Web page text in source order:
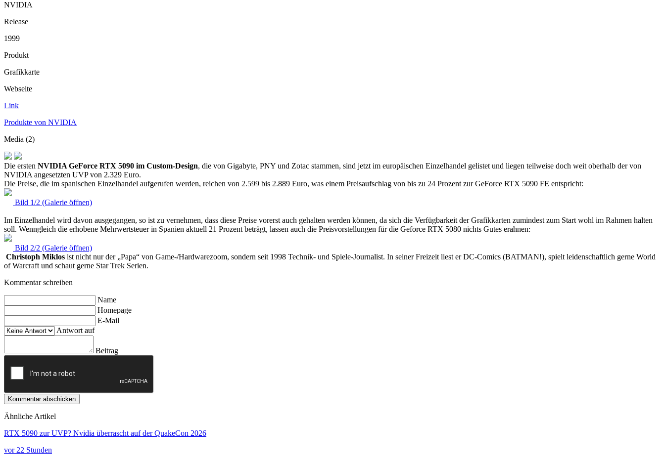
NVIDIA
Release
1999
Produkt
Grafikkarte
Webseite
Link
Produkte von NVIDIA
Media (2)
Die ersten NVIDIA GeForce RTX 5090 im Custom-Design, die von Gigabyte, PNY und Zotac stammen, sind jetzt im europäischen Einzelhandel gelistet und liegen teilweise doch weit oberhalb der von
NVIDIA angesetzten UVP von 2.329 Euro.
Die Preise, die im spanischen Einzelhandel aufgerufen werden, reichen von 2.599 bis 2.889 Euro, was einem Preisaufschlag von bis zu 24 Prozent zur GeForce RTX 5090 FE entspricht:
Bild 1/2 (Galerie öffnen)
Im Einzelhandel wird davon ausgegangen, so ist zu vernehmen, dass diese Preise vorerst auch gehalten werden können, da sich die Verfügbarkeit der Grafikkarten zumindest zum Start wohl im Rahmen halten
soll. Wenngleich die erhobene Mehrwertsteuer in Spanien aktuell 21 Prozent beträgt, lassen auch die Preisvorstellungen für die Geforce RTX 5080 nichts Gutes erahnen:
Bild 2/2 (Galerie öffnen)
Christoph Miklos ist nicht nur der „Papa“ von Game-/Hardwarezoom, sondern seit 1998 Technik- und Spiele-Journalist. In seiner Freizeit liest er DC-Comics (BATMAN!), spielt leidenschaftlich gerne World
of Warcraft und schaut gerne Star Trek Serien.
Kommentar schreiben
Name
Homepage
E-Mail
Antwort auf
Beitrag
Kommentar abschicken
Ähnliche Artikel
RTX 5090 zur UVP? Nvidia überrascht auf der QuakeCon 2026
vor 22 Stunden